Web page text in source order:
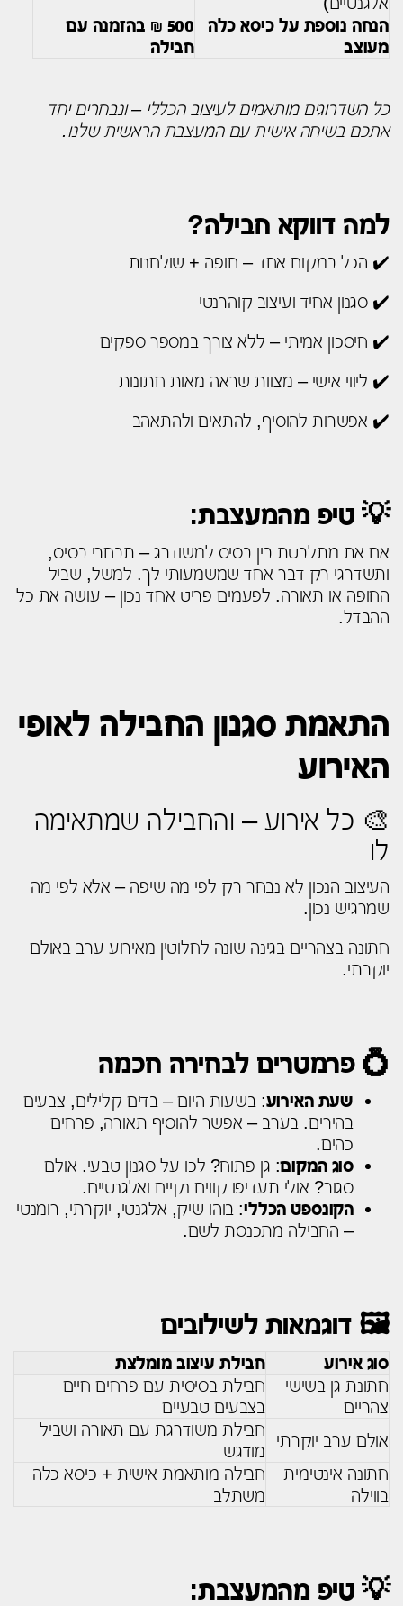
הנחה נוספת על כיסא כלה
מעוצב
500 ₪ בהזמנה עם
חבילה
כל השדרוגים מותאמים לעיצוב הכללי – ונבחרים יחד
אתכם בשיחה אישית עם המעצבת הראשית שלנו.
למה דווקא חבילה?
✔️ הכל במקום אחד – חופה + שולחנות
✔️ סגנון אחיד ועיצוב קוהרנטי
✔️ חיסכון אמיתי – ללא צורך במספר ספקים
✔️ ליווי אישי – מצוות שראה מאות חתונות
✔️ אפשרות להוסיף, להתאים ולהתאהב
💡 טיפ מהמעצבת:
אם את מתלבטת בין בסיס למשודרג – תבחרי בסיס,
ותשדרגי רק דבר אחד שמשמעותי לך. למשל, שביל
החופה או תאורה. לפעמים פריט אחד נכון – עושה את כל
ההבדל.
התאמת סגנון החבילה לאופי
האירוע
🎨 כל אירוע – והחבילה שמתאימה
לו
העיצוב הנכון לא נבחר רק לפי מה שיפה – אלא לפי מה
שמרגיש נכון.
חתונה בצהריים בגינה שונה לחלוטין מאירוע ערב באולם
יוקרתי.
💍 פרמטרים לבחירה חכמה
שעת האירוע: בשעות היום – בדים קלילים, צבעים
בהירים. בערב – אפשר להוסיף תאורה, פרחים
כהים.
סוג המקום: גן פתוח? לכו על סגנון טבעי. אולם
סגור? אולי תעדיפו קווים נקיים ואלגנטיים.
הקונספט הכללי: בוהו שיק, אלגנטי, יוקרתי, רומנטי
– החבילה מתכנסת לשם.
🖼️ דוגמאות לשילובים
סוג אירוע
חבילת עיצוב מומלצת
חתונת גן בשישי
צהריים
חבילת בסיסית עם פרחים חיים
בצבעים טבעיים
אולם ערב יוקרתי
חבילת משודרגת עם תאורה ושביל
מודגש
חתונה אינטימית
בווילה
חבילה מותאמת אישית + כיסא כלה
משתלב
💡 טיפ מהמעצבת: